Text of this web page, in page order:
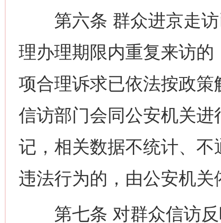
第六条 群众进京走访
理办理期限内重复来访
项合理诉求已依法按政
信访部门会同公安机关
记，相关数据不统计、
违法行为的，由公安机关
第七条 对群众信访反